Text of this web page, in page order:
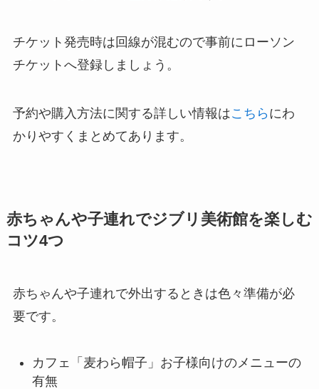
チケット発売時は回線が混むので事前にローソン
チケットへ登録しましょう。
予約や購入方法に関する詳しい情報はこちら にわ
かりやすくまとめてあります。
赤ちゃんや子連れでジブリ美術館を楽しむ
コツ4つ
赤ちゃんや子連れで外出するときは色々準備が必
要です。
カフェ「麦わら帽子」お子様向けのメニューの
有無